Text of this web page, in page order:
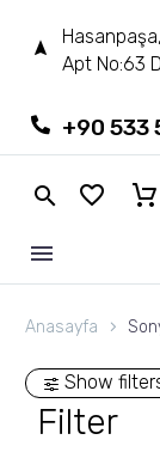
Apt No:63
+90 533
Anasayfa
Show
Filter